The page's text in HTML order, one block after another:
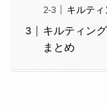
キルテ
キルティン
まとめ